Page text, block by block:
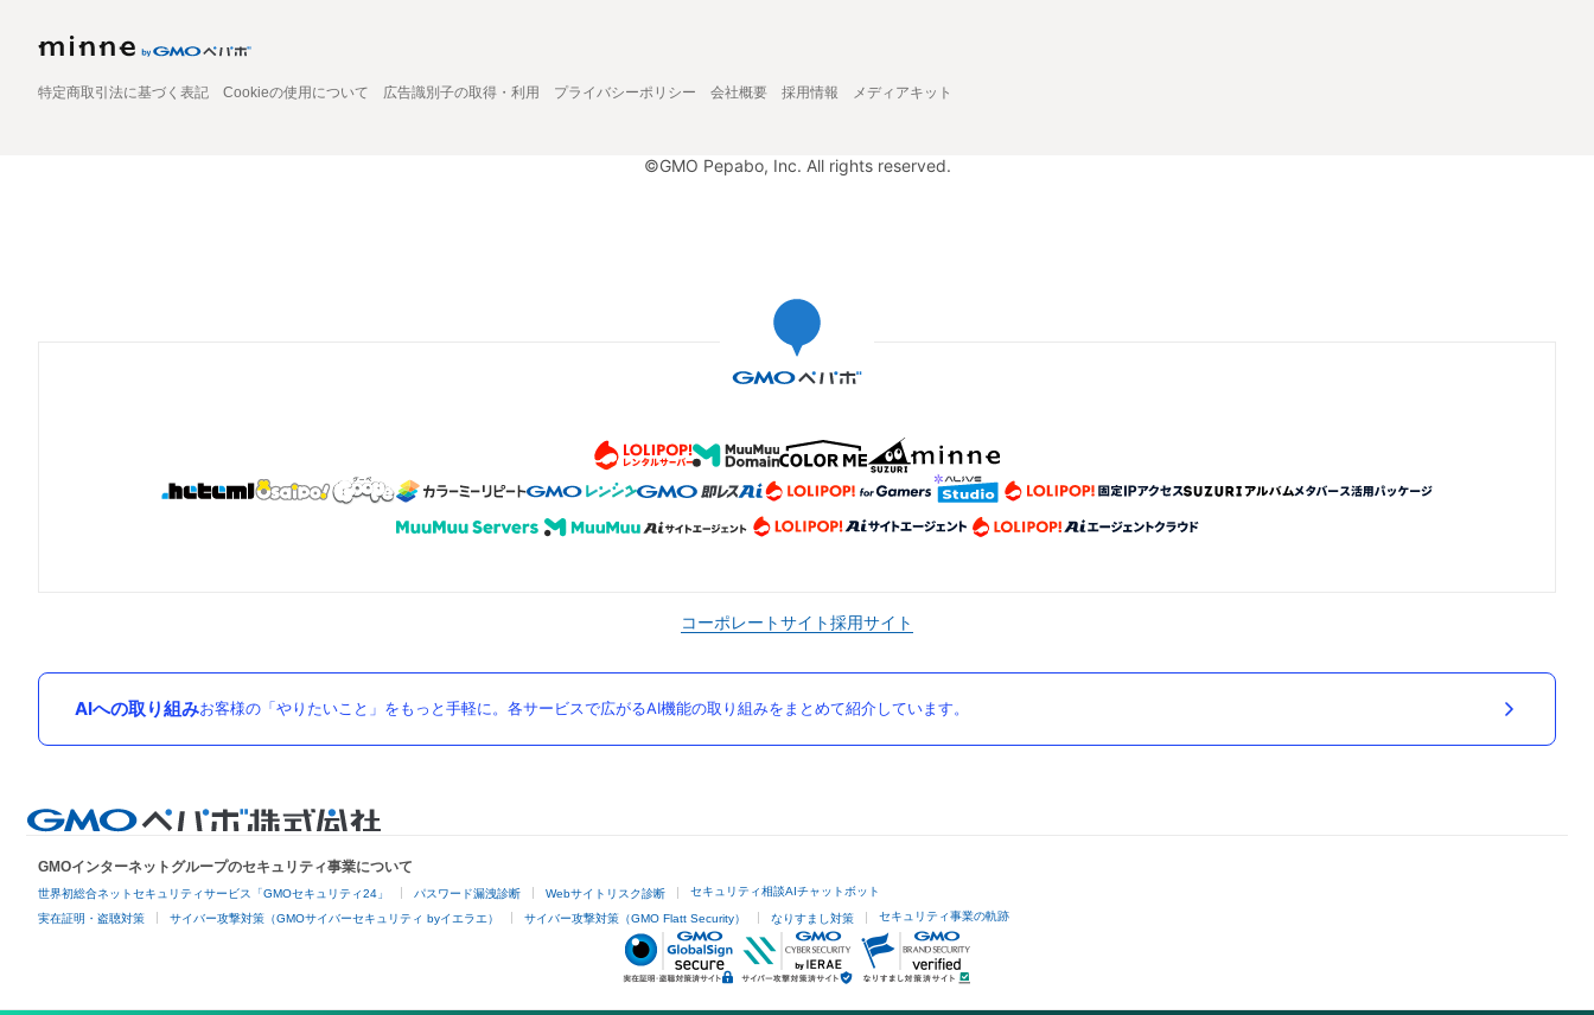
特定商取引法に基づく表記 Cookieの使用について 広告識別子の取得・利用 プライバシーポリシー 会社概要 採用情報 メディアキット
©GMO Pepabo, Inc. All rights reserved.
コーポレートサイト採用サイト
AIへの取り組みお客様の「やりたいこと」をもっと手軽に。各サービスで広がるAI機能の取り組みをまとめて紹介しています。
GMOインターネットグループのセキュリティ事業について
世界初総合ネットセキュリティサービス「GMOセキュリティ24」 パスワード漏洩診断 Webサイトリスク診断 セキュリティ相談AIチャットボット
実在証明・盗聴対策 サイバー攻撃対策（GMOサイバーセキュリティ byイエラエ） サイバー攻撃対策（GMO Flatt Security） なりすまし対策 セキュリティ事業の軌跡